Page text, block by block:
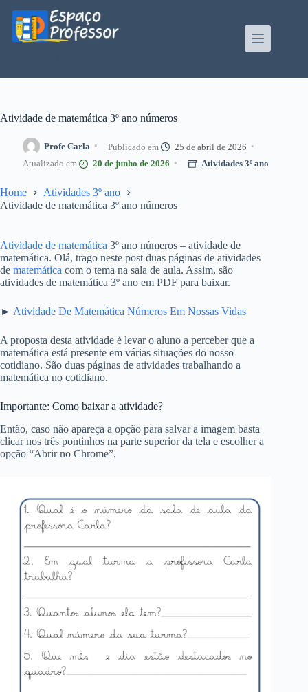
para
conteúdo
Atividade de matemática 3º ano números
Profe Carla
25 de abril de 2026
20 de junho de 2026
Atividades 3º ano
Home
Atividades 3º ano
Atividade de matemática 3º ano números
Atividade de matemática 3º ano números – atividade de
matemática. Olá, trago neste post duas páginas de atividades
de matemática com o tema na sala de aula. Assim, são
atividades de matemática 3º ano em PDF para baixar.
► Atividade De Matemática Números Em Nossas Vidas
A proposta desta atividade é levar o aluno a perceber que a
matemática está presente em várias situações do nosso
cotidiano. São duas páginas de atividades trabalhando a
matemática no cotidiano.
Importante: Como baixar a atividade?
Então, caso não apareça a opção para salvar a imagem basta
clicar nos três pontinhos na parte superior da tela e escolher a
opção “Abrir no Chrome”.